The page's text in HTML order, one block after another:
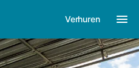
Verhuren